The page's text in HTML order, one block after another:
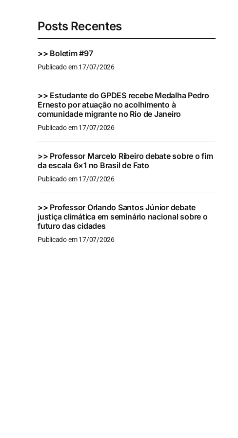
Posts Recentes
>> Boletim #97
Publicado em 17/07/2026
>> Estudante do GPDES recebe Medalha Pedro
Ernesto por atuação no acolhimento à
comunidade migrante no Rio de Janeiro
Publicado em 17/07/2026
>> Professor Marcelo Ribeiro debate sobre o fim
da escala 6×1 no Brasil de Fato
Publicado em 17/07/2026
>> Professor Orlando Santos Júnior debate
justiça climática em seminário nacional sobre o
futuro das cidades
Publicado em 17/07/2026